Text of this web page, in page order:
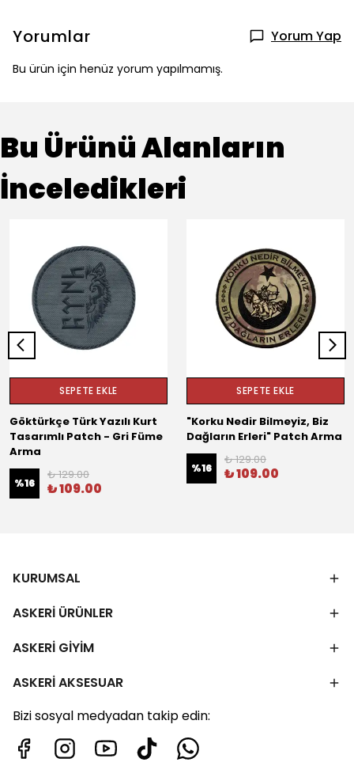
Yorumlar Yorum Yap
Bu ürün için henüz yorum yapılmamış.
Bu Ürünü Alanların
İnceledikleri
SEPETE EKLE
Göktürkçe Türk Yazılı Kurt
Tasarımlı Patch - Gri Füme
Arma
%16
₺ 129.00
₺ 109.00
SEPETE EKLE
"Korku Nedir Bilmeyiz, Biz
Dağların Erleri" Patch Arma
%16
₺ 129.00
₺ 109.00
KURUMSAL
ASKERİ ÜRÜNLER
ASKERİ GİYİM
ASKERİ AKSESUAR
Bizi sosyal medyadan takip edin: